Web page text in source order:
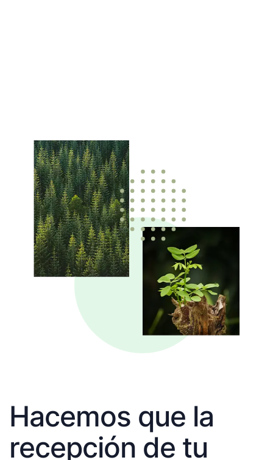
Hacemos que la
recepción de tu